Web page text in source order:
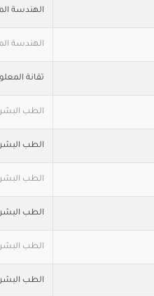
الهندسة
الهندسة
تقانة
الطب
الطب
الطب
الطب
الطب
الطب